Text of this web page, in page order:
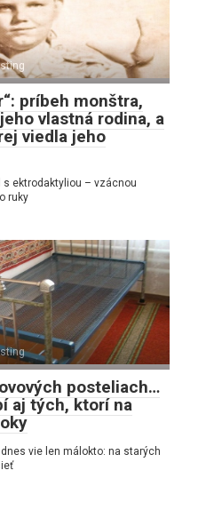
príbeh monštra,
vlastná rodina, a
viedla jeho
s ektrodaktyliou – vzácnou
ruky
posteliach…
aj tých, ktorí na
vie len málokto: na starých